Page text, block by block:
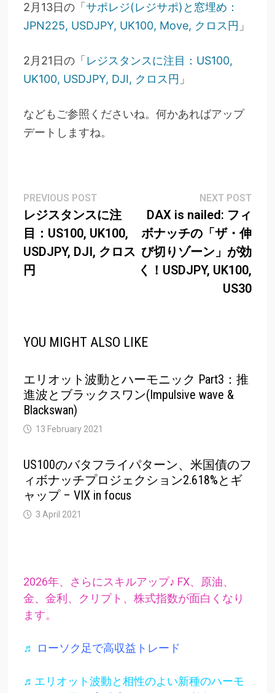
2月13日の「 サポレジ(レジサポ)と窓埋め：
JPN225, USDJPY, UK100, Move, クロス円 」
2月21日の「 レジスタンスに注目：US100,
UK100, USDJPY, DJI, クロス円 」
などもご参照くださいね。 何かあればアップ
デートしますね。
Post
navigation
PREVIOUS POSTPrevious
post:
レジスタンスに注
目：US100, UK100,
USDJPY, DJI, クロス
円
NEXT POSTNext
DAX is nailed: フィ
ボナッチの「ザ・伸
び切りゾーン」が効
く！USDJPY, UK100,
US30
YOU MIGHT ALSO LIKE
エリオット波動とハーモニック Part3：推
進波とブラックスワン(Impulsive wave &
Blackswan)
13 February 2021
US100のバタフライパターン、米国債のフ
ィボナッチプロジェクション2.618%とギ
ャップ – VIX in focus
3 April 2021
2026年、さらにスキルアップ♪ FX、原油、
金、金利、クリプト、株式指数が面白くなり
ます。
♬ ローソク足で高収益トレード
♬エリオット波動と相性のよい新種のハーモ